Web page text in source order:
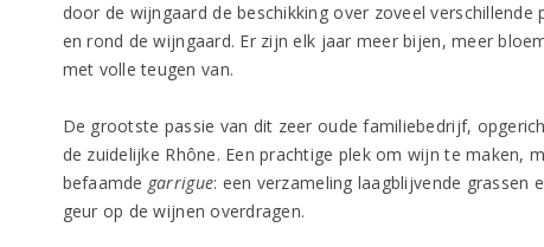
door de wijngaard de beschikking over zoveel
en rond de wijngaard. Er zijn elk jaar meer bijen, meer
met volle teugen van.
De grootste passie van dit zeer oude familiebedrijf,
de zuidelijke Rhône. Een prachtige plek om wijn te
befaamde garrigue: een verzameling laagblijvende grassen
geur op de wijnen overdragen.